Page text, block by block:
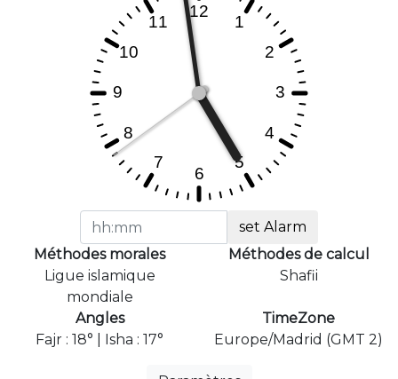
set Alarm
Méthodes morales
Ligue islamique
mondiale
Méthodes de calcul
Shafii
Angles
Fajr : 18° | Isha : 17°
TimeZone
Europe/Madrid (GMT 2)